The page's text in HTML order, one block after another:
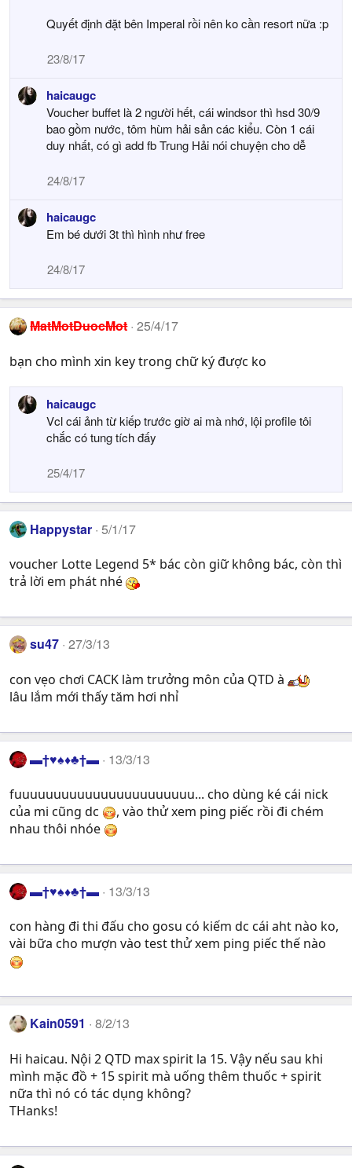
Quyết định đặt bên Imperal rồi nên ko cần resort nữa :p
23/8/17
haicaugc
Voucher buffet là 2 người hết, cái windsor thì hsd 30/9
bao gồm nước, tôm hùm hải sản các kiểu. Còn 1 cái
duy nhất, có gì add fb Trung Hải nói chuyện cho dễ
24/8/17
haicaugc
Em bé dưới 3t thì hình như free
24/8/17
MatMotDuocMot 25/4/17
bạn cho mình xin key trong chữ ký được ko
haicaugc
Vcl cái ảnh từ kiếp trước giờ ai mà nhớ, lội profile tôi
chắc có tung tích đấy
25/4/17
Happystar 5/1/17
voucher Lotte Legend 5* bác còn giữ không bác, còn thì
trả lời em phát nhé
su47 27/3/13
con vẹo chơi CACK làm trưởng môn của QTD à
lâu lắm mới thấy tăm hơi nhỉ
▬†♥♠♦♣†▬ 13/3/13
fuuuuuuuuuuuuuuuuuuuuuuu... cho dùng ké cái nick
của mi cũng dc
, vào thử xem ping piếc rồi đi chém
nhau thôi nhóe
▬†♥♠♦♣†▬ 13/3/13
con hàng đi thi đấu cho gosu có kiếm dc cái aht nào ko,
vài bữa cho mượn vào test thử xem ping piếc thế nào
Kain0591 8/2/13
Hi haicau. Nội 2 QTD max spirit la 15. Vậy nếu sau khi
mình mặc đồ + 15 spirit mà uống thêm thuốc + spirit
nữa thì nó có tác dụng không?
THanks!